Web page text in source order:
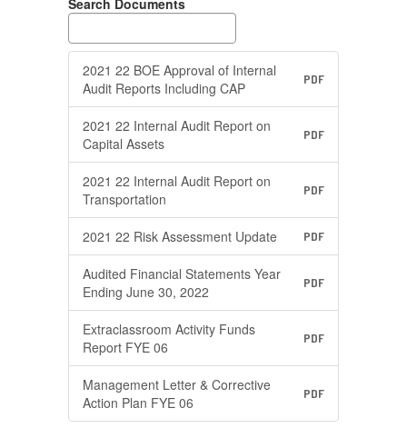
Search Documents
2021 22 BOE Approval of Internal
Audit Reports Including CAP
PDF
2021 22 Internal Audit Report on
Capital Assets
PDF
2021 22 Internal Audit Report on
Transportation
PDF
2021 22 Risk Assessment Update PDF
Audited Financial Statements Year
Ending June 30, 2022
PDF
Extraclassroom Activity Funds
Report FYE 06
PDF
Management Letter & Corrective
Action Plan FYE 06
PDF